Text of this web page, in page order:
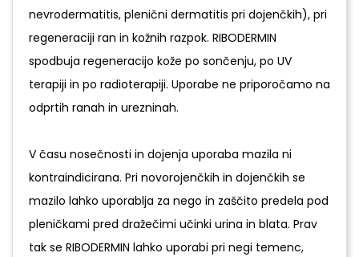
nevrodermatitis, plenični dermatitis pri dojenčkih), pri
regeneraciji ran in kožnih razpok. RIBODERMIN
spodbuja regeneracijo kože po sončenju, po UV
terapiji in po radioterapiji. Uporabe ne priporočamo na
odprtih ranah in urezninah.
V času nosečnosti in dojenja uporaba mazila ni
kontraindicirana. Pri novorojenčkih in dojenčkih se
mazilo lahko uporablja za nego in zaščito predela pod
pleničkami pred dražečimi učinki urina in blata. Prav
tak se RIBODERMIN lahko uporabi pri negi temenc,